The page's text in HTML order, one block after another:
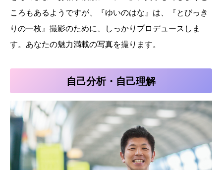
ころもあるようですが、『ゆいのはな』は、『とびっき
りの一枚』撮影のために、しっかりプロデュースしま
す。あなたの魅力満載の写真を撮ります。
自己分析・自己理解